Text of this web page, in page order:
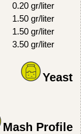
0.20 gr/liter
1.50 gr/liter
1.50 gr/liter
3.50 gr/liter
Yeast
Mash Profile